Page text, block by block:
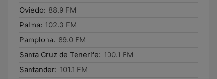
Oviedo: 88.9 FM
Palma: 102.3 FM
Pamplona: 89.0 FM
Santa Cruz de Tenerife: 100.1 FM
Santander: 101.1 FM